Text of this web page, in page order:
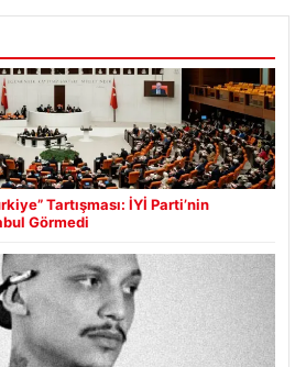
Tartışması: İYİ Parti’nin
Görmedi